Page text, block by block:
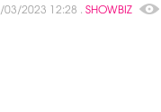
03/2023 12:28 . SHOWBIZ